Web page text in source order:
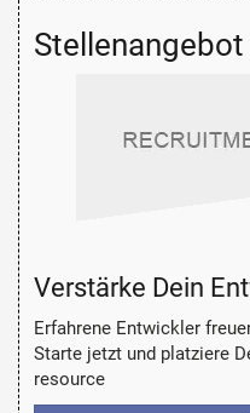
Verstärke Dein
Erfahrene Entwickler
Starte jetzt und platziere
resource